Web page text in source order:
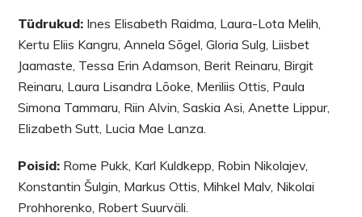
Tüdrukud: Ines Elisabeth Raidma, Laura-Lota Melih,
Kertu Eliis Kangru, Annela Sõgel, Gloria Sulg, Liisbet
Jaamaste, Tessa Erin Adamson, Berit Reinaru, Birgit
Reinaru, Laura Lisandra Lõoke, Meriliis Ottis, Paula
Simona Tammaru, Riin Alvin, Saskia Asi, Anette Lippur,
Elizabeth Sutt, Lucia Mae Lanza.
Poisid: Rome Pukk, Karl Kuldkepp, Robin Nikolajev,
Konstantin Šulgin, Markus Ottis, Mihkel Malv, Nikolai
Prohhorenko, Robert Suurväli.